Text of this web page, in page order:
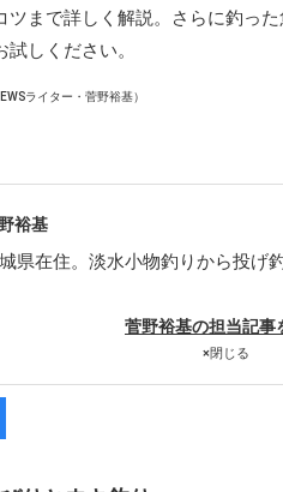
ツまで詳しく解説。さらに釣っ
しください。
ライター・菅野裕基）
裕基
県在住。淡水小物釣りから投げ
菅野裕基の担当記事
×閉じる